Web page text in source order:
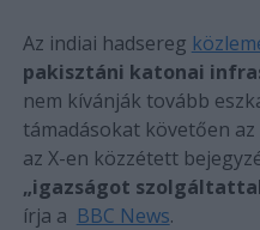
Az indiai hadsereg
pakisztáni katonai
nem kívánják tovább
támadásokat követően
az X-en közzétett
„igazságot
írja a BBC News.